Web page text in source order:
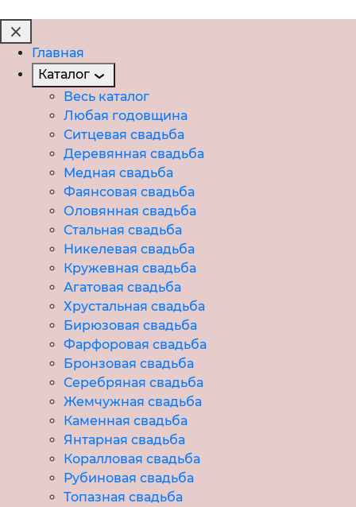
Главная
Каталог
Весь каталог
Любая годовщина
Ситцевая свадьба
Деревянная свадьба
Медная свадьба
Фаянсовая свадьба
Оловянная свадьба
Стальная свадьба
Никелевая свадьба
Кружевная свадьба
Агатовая свадьба
Хрустальная свадьба
Бирюзовая свадьба
Фарфоровая свадьба
Бронзовая свадьба
Серебряная свадьба
Жемчужная свадьба
Каменная свадьба
Янтарная свадьба
Коралловая свадьба
Рубиновая свадьба
Топазная свадьба